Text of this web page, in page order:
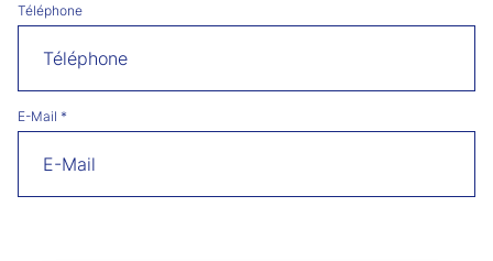
Téléphone
E-Mail *